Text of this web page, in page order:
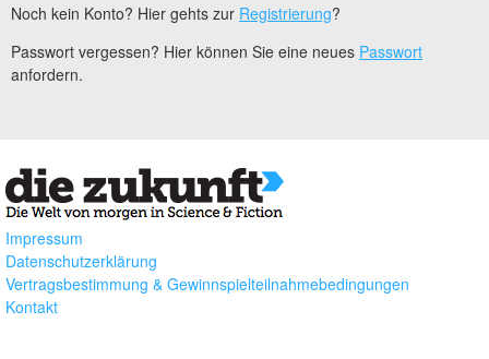
Noch kein Konto? Hier gehts zur Registrierung?
Passwort vergessen? Hier können Sie eine neues Passwort
anfordern.
Impressum
Datenschutzerklärung
Vertragsbestimmung & Gewinnspielteilnahmebedingungen
Kontakt